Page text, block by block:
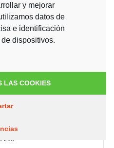
Externa
y mejorar
datos de
e identificación
dispositivos.
LAS COOKIES